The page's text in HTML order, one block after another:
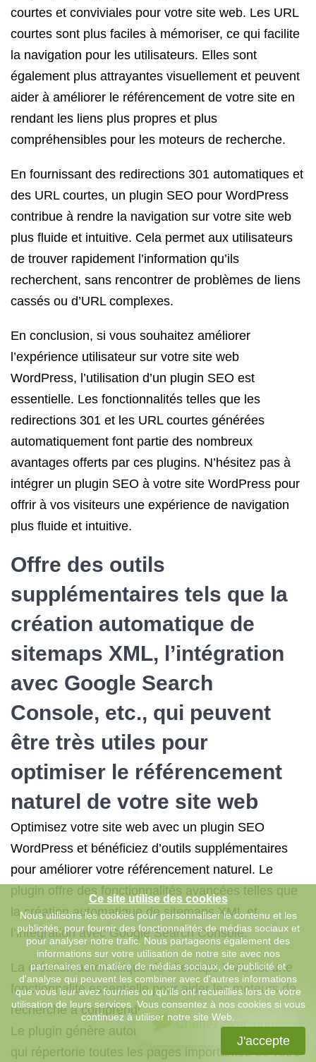
courtes et conviviales pour votre site web. Les URL
courtes sont plus faciles à mémoriser, ce qui facilite
la navigation pour les utilisateurs. Elles sont
également plus attrayantes visuellement et peuvent
aider à améliorer le référencement de votre site en
rendant les liens plus propres et plus
compréhensibles pour les moteurs de recherche.
En fournissant des redirections 301 automatiques et
des URL courtes, un plugin SEO pour WordPress
contribue à rendre la navigation sur votre site web
plus fluide et intuitive. Cela permet aux utilisateurs
de trouver rapidement l’information qu’ils
recherchent, sans rencontrer de problèmes de liens
cassés ou d’URL complexes.
En conclusion, si vous souhaitez améliorer
l’expérience utilisateur sur votre site web
WordPress, l’utilisation d’un plugin SEO est
essentielle. Les fonctionnalités telles que les
redirections 301 et les URL courtes générées
automatiquement font partie des nombreux
avantages offerts par ces plugins. N’hésitez pas à
intégrer un plugin SEO à votre site WordPress pour
offrir à vos visiteurs une expérience de navigation
plus fluide et intuitive.
Offre des outils
supplémentaires tels que la
création automatique de
sitemaps XML, l’intégration
avec Google Search
Console, etc., qui peuvent
être très utiles pour
optimiser le référencement
naturel de votre site web
Optimisez votre site web avec un plugin SEO
WordPress et bénéficiez d’outils supplémentaires
pour améliorer votre référencement naturel. Le
plugin offre des fonctionnalités avancées telles que
la création automatique de sitemaps XML et
l’intégration avec Google Search Console.
La création automatique de sitemaps XML est une
fonctionnalité essentielle pour aider les moteurs de
recherche à comprendre la structure de votre site.
Le plugin génère automatiquement un plan du site
qui répertorie toutes les pages importantes de votre
Chattez avec nous
Ce site utilise des cookies
Nous utilisons les cookies pour personnaliser le contenu et les
publicités, pour fournir des fonctionnalités de médias sociaux et
pour analyser notre trafic. Nous partageons également des
informations sur votre utilisation de notre site avec nos
partenaires en matière de médias sociaux, de publicité et
d'analyse qui peuvent les combiner avec d'autres informations
que vous leur avez fournies ou qu'ils ont recueillies lors de votre
utilisation de leurs services. Vous consentez à nos cookies si vous
continuez à utiliser notre site Web.
J'accepte